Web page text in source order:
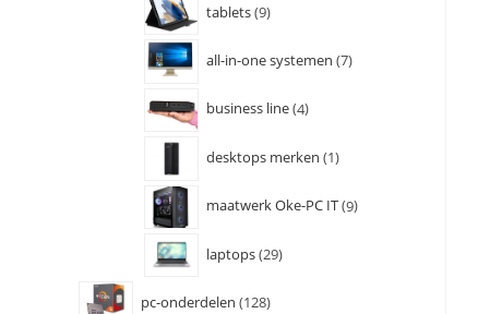
tablets 9
all-in-one systemen 7
business line 4
desktops merken 1
maatwerk Oke-PC IT 9
laptops 29
pc-onderdelen 128